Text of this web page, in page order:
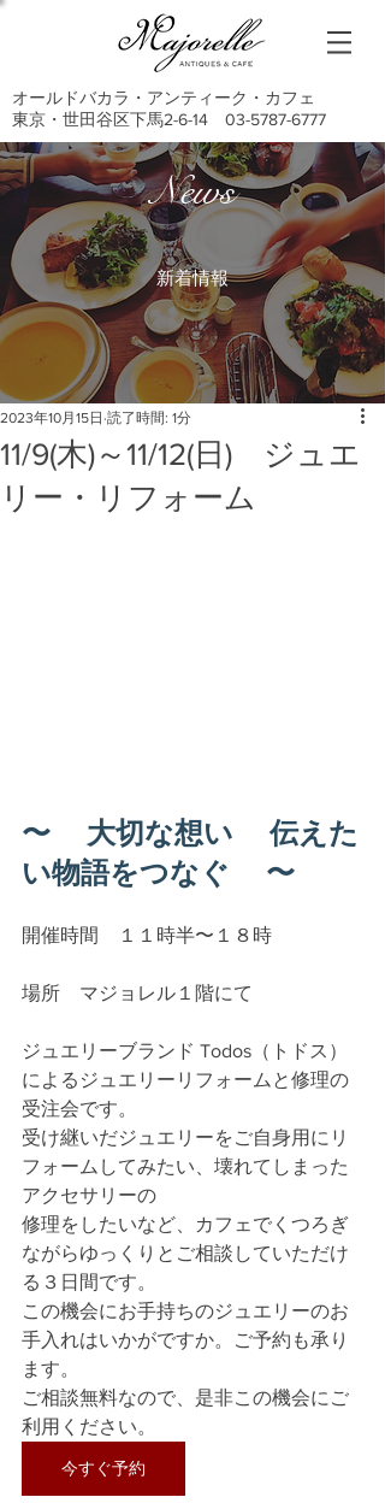
オールドバカラ・アンティーク・カフェ
東京・世田谷区下馬2-6-14 03-5787-6777
News
新着情報
11/9(木)～11/12(日) ジュエ
リー・リフォーム
2023年10月15日 読了時間: 1分
〜　 大切な想い　 伝えた
い物語をつなぐ 　〜
開催時間　１１時半〜１８時
場所　マジョレル１階にて
ジュエリーブランド Todos（トドス）
によるジュエリーリフォームと修理の
受注会です。
受け継いだジュエリーをご自身用にリ
フォームしてみたい、壊れてしまった
アクセサリーの
修理をしたいなど、カフェでくつろぎ
ながらゆっくりとご相談していただけ
る３日間です。
この機会にお手持ちのジュエリーのお
手入れはいかがですか。ご予約も承り
ます。
ご相談無料なので、是非この機会にご
利用ください。
今すぐ予約